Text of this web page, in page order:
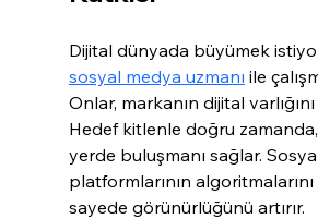
Dijital dünyada büyümek
sosyal medya uzmanı ile
Onlar, markanın dijital
Hedef kitlenle doğru
yerde buluşmanı sağlar.
platformlarının
sayede görünürlüğünü artırır.